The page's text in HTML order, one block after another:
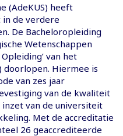
(AdeKUS) heeft
de verdere
De Bacheloropleiding
Wetenschappen
van het
doorlopen. Hiermee is
van zes jaar
van de kwaliteit
van de universiteit
Met de accreditatie
26 geaccrediteerde